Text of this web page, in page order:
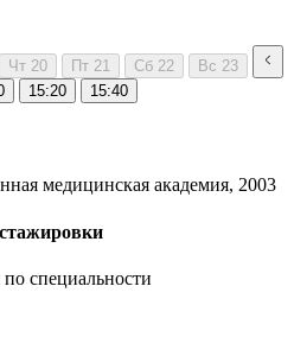
Чт 20 Пт 21 Сб 22 Вс 23
15:20 15:40
медицинская академия, 2003
специальности